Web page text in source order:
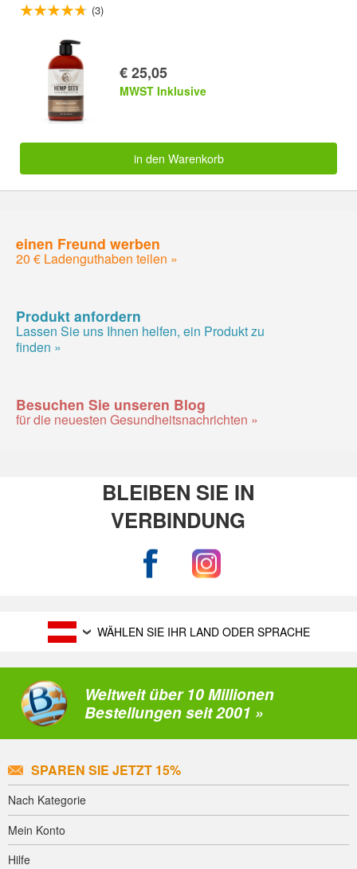
(3)
€ 25,05
MWST Inklusive
in den Warenkorb
einen Freund werben
20 € Ladenguthaben teilen »
Produkt anfordern
Lassen Sie uns Ihnen helfen, ein Produkt zu
finden »
Besuchen Sie unseren Blog
für die neuesten Gesundheitsnachrichten »
BLEIBEN SIE IN
VERBINDUNG
WÄHLEN SIE IHR LAND ODER SPRACHE
Weltweit über 10 Millionen
Bestellungen seit 2001 »
SPAREN SIE JETZT 15%
Nach Kategorie
Mein Konto
Hilfe